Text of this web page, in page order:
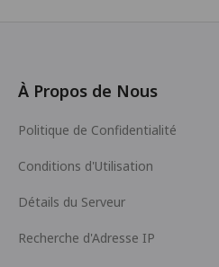
À Propos de Nous
Politique de Confidentialité
Conditions d'Utilisation
Détails du Serveur
Recherche d'Adresse IP